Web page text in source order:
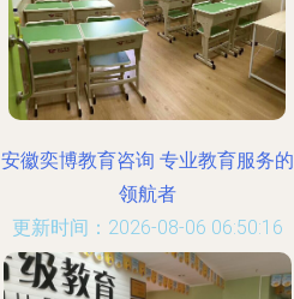
安徽奕博教育咨询 专业教育服务的
领航者
更新时间：2026-08-06 06:50:16